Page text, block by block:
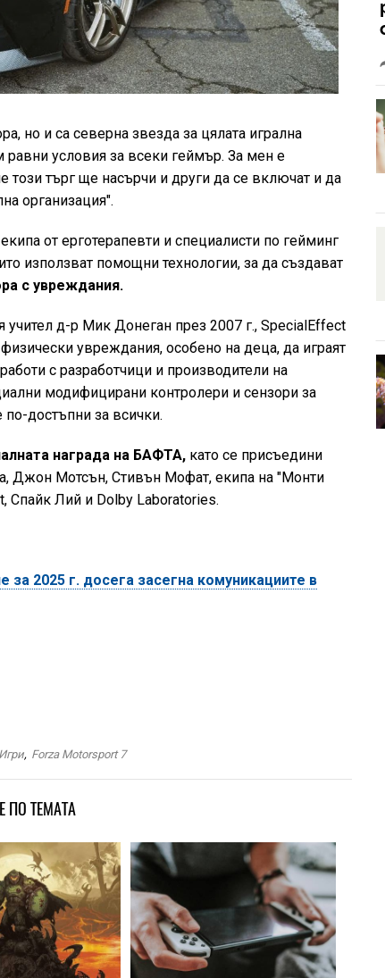
но и са северна звезда за цялата игрална
равни условия за всеки геймър. За мен е
този търг ще насърчи и други да се включат и да
организация".
от ерготерапевти и специалисти по гейминг
използват помощни технологии, за да създават
с увреждания.
д-р Мик Донеган през 2007 г., SpecialEffect
увреждания, особено на деца, да играят
с разработчици и производители на
модифицирани контролери и сензори за
по-достъпни за всички.
награда на БАФТА, като се присъедини
Джон Мотсън, Стивън Мофат, екипа на "Монти
Спайк Лий и Dolby Laboratories.
за 2025 г. досега засегна комуникациите в
Игри, Forza Motorsport 7
ПО ТЕМАТА